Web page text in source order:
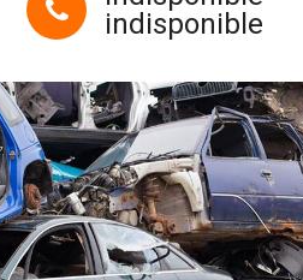
indisponible